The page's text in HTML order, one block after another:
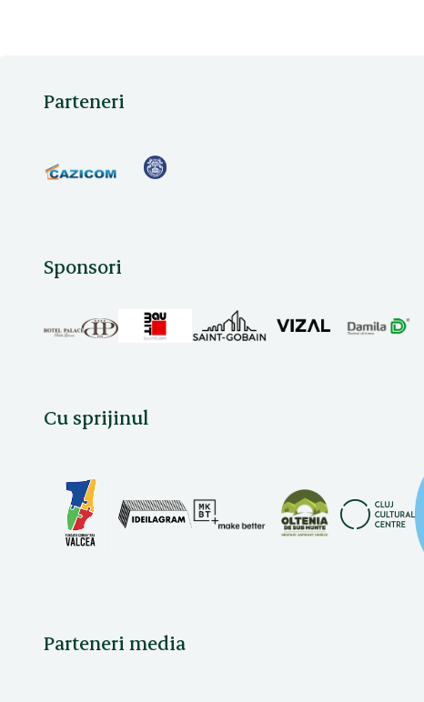
Parteneri
Sponsori
Cu sprijinul
Parteneri media